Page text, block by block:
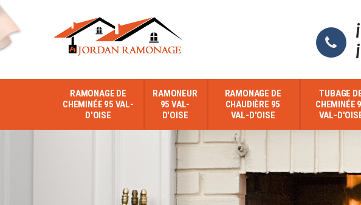
RAMONAGE DE
CHEMINÉE 95 VAL-
D'OISE
RAMONEUR
95 VAL-
D'OISE
RAMONAGE DE
CHAUDIÈRE 95
VAL-D'OISE
TUBAGE
CHEMINÉE
VAL-